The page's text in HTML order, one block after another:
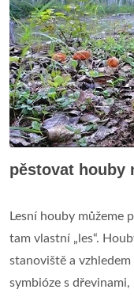
pěstovat houby
Lesní houby můžeme
tam vlastní „les“.
stanoviště a
symbióze s